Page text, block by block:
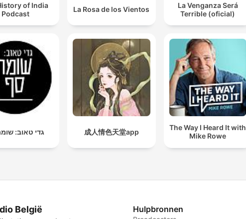
of India
Podcast
La Rosa de los Vientos
La Venganza Será
Terrible (oficial)
גדי טאוב: 成人情色天堂app
The Way I Heard It with
Mike Rowe
België Hulpbronnen